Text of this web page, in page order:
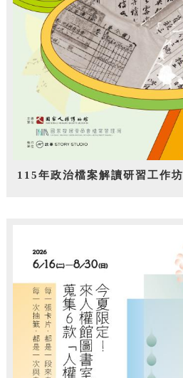
115年政治檔案解讀研習工作坊